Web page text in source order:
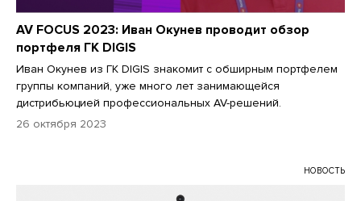
AV FOCUS 2023: Иван Окунев проводит обзор
портфеля ГК DIGIS
Иван Окунев из ГК DIGIS знакомит с обширным портфелем
группы компаний, уже много лет занимающейся
дистрибьюцией профессиональных AV-решений.
26 октября 2023
НОВОСТЬ